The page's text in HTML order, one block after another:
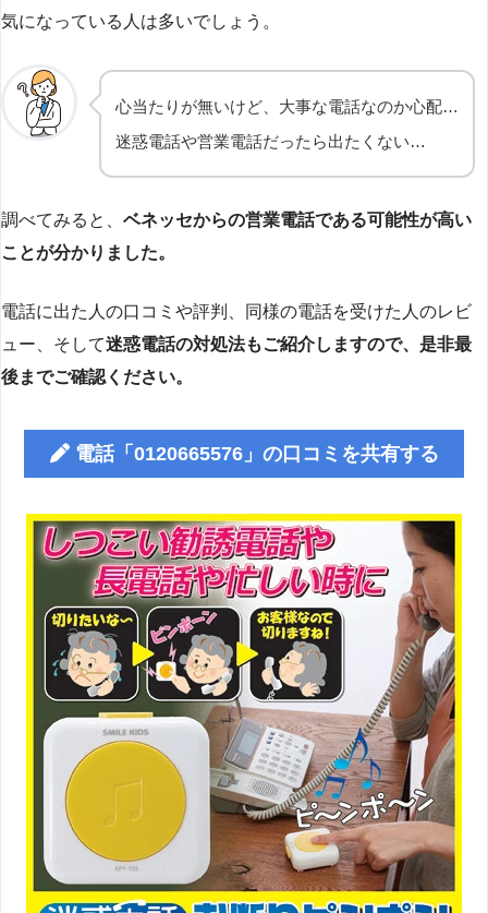
気になっている人は多いでしょう。
心当たりが無いけど、大事な電話なのか心配…
迷惑電話や営業電話だったら出たくない…
調べてみると、 ベネッセからの営業電話である可能性が高い
ことが分かりました。
電話に出た人の口コミや評判、同様の電話を受けた人のレビ
ュー、そして迷惑電話の対処法もご紹介しますので、是非最
後までご確認ください。
電話「0120665576」の口コミを共有する